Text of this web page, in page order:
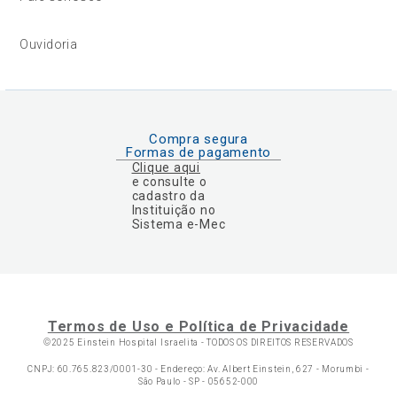
Ouvidoria
Compra segura
Formas de pagamento
Clique aqui
e consulte o
cadastro da
Instituição no
Sistema e-Mec
Termos de Uso e Política de Privacidade
©2025 Einstein Hospital Israelita -TODOS OS DIREITOS RESERVADOS
CNPJ: 60.765.823/0001-30 - Endereço: Av. Albert Einstein, 627 - Morumbi -
São Paulo - SP - 05652-000